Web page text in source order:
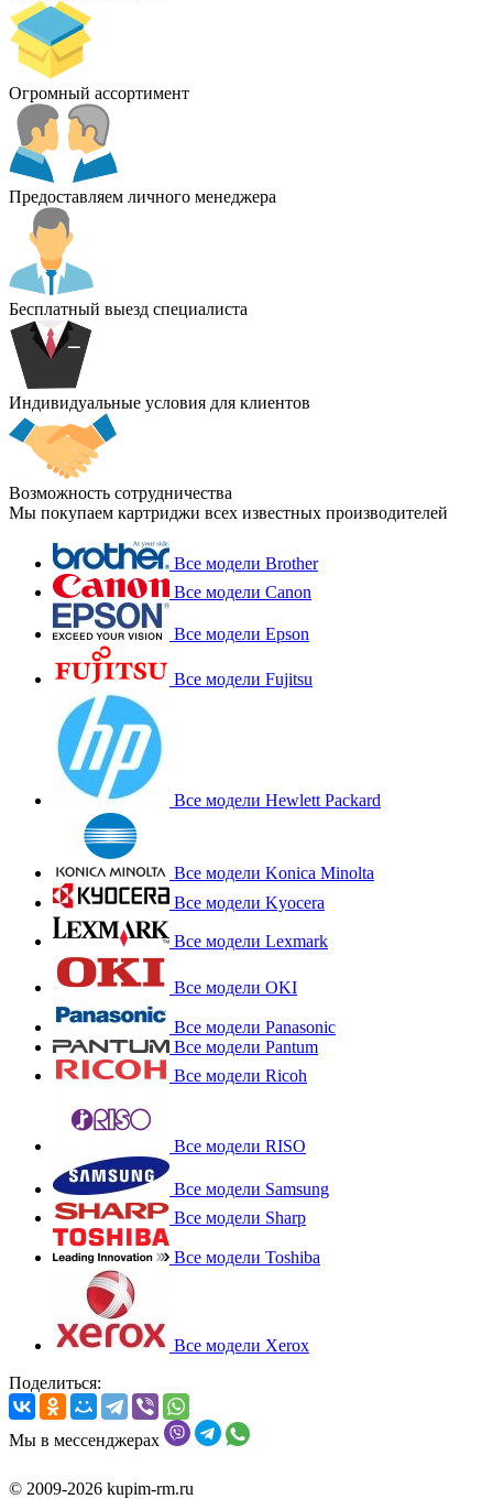
Огромный ассортимент
Предоставляем личного менеджера
Бесплатный выезд специалиста
Индивидуальные условия для клиентов
Возможность сотрудничества
Мы покупаем картриджи всех известных производителей
Все модели Brother
Все модели Canon
Все модели Epson
Все модели Fujitsu
Все модели Hewlett Packard
Все модели Konica Minolta
Все модели Kyocera
Все модели Lexmark
Все модели OKI
Все модели Panasonic
Все модели Pantum
Все модели Ricoh
Все модели RISO
Все модели Samsung
Все модели Sharp
Все модели Toshiba
Все модели Xerox
Поделиться:
Мы в мессенджерах
© 2009-2026 kupim-rm.ru